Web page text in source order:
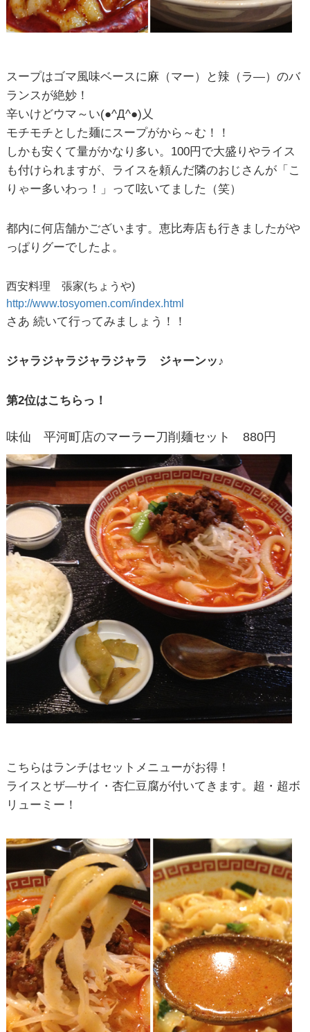
スープはゴマ風味ベースに麻（マー）と辣（ラ―）のバ
ランスが絶妙！
辛いけどウマ～い(●^Д^●)乂
モチモチとした麺にスープがから～む！！
しかも安くて量がかなり多い。100円で大盛りやライス
も付けられますが、ライスを頼んだ隣のおじさんが「こ
りゃー多いわっ！」って呟いてました（笑）
都内に何店舗かございます。恵比寿店も行きましたがや
っぱりグーでしたよ。
西安料理 張家(ちょうや)
http://www.tosyomen.com/index.html
さあ 続いて行ってみましょう！！
ジャラジャラジャラジャラ ジャーンッ♪
第2位はこちらっ！
味仙 平河町店のマーラー刀削麺セット 880円
こちらはランチはセットメニューがお得！
ライスとザ―サイ・杏仁豆腐が付いてきます。超・超ボ
リューミー！